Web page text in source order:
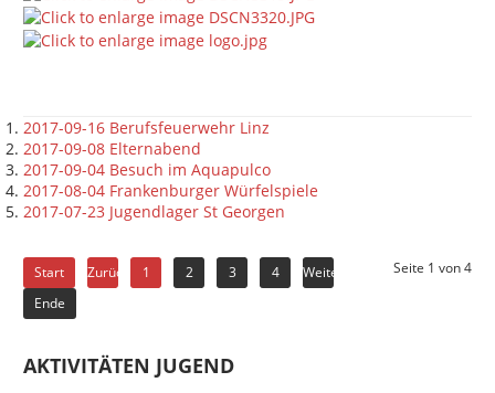
2017-09-16 Berufsfeuerwehr Linz
2017-09-08 Elternabend
2017-09-04 Besuch im Aquapulco
2017-08-04 Frankenburger Würfelspiele
2017-07-23 Jugendlager St Georgen
Seite 1 von 4
Start Zurück 1 2 3 4
Weiter
Ende
AKTIVITÄTEN JUGEND